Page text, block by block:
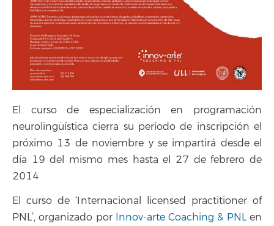
El curso de especialización en programación
neurolingüística cierra su período de inscripción el
próximo 13 de noviembre y se impartirá desde el
día 19 del mismo mes hasta el 27 de febrero de
2014
El curso de ‘Internacional licensed practitioner of
PNL’, organizado por Innov-arte Coaching & PNLen